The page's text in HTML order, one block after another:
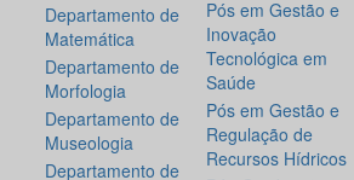
Departamento de
Matemática
Departamento de
Morfologia
Departamento de
Museologia
Departamento de
Pós em Gestão e
Inovação
Tecnológica em
Saúde
Pós em Gestão e
Regulação de
Recursos Hídricos